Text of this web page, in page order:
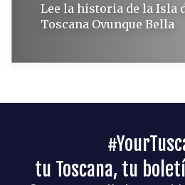
Lee la historia de la Isla
Toscana Ovunque Bella
tu Toscana, tu